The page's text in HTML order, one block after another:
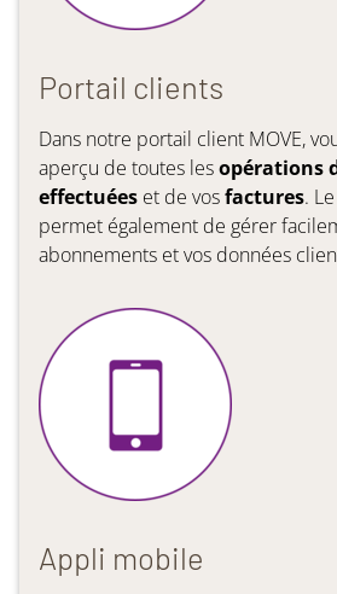
Portail clients
Dans notre portail client MOVE,
aperçu de toutes lesopérations
effectuées et de vosfactures.
permet également de gérer
abonnements et vos données
Appli mobile